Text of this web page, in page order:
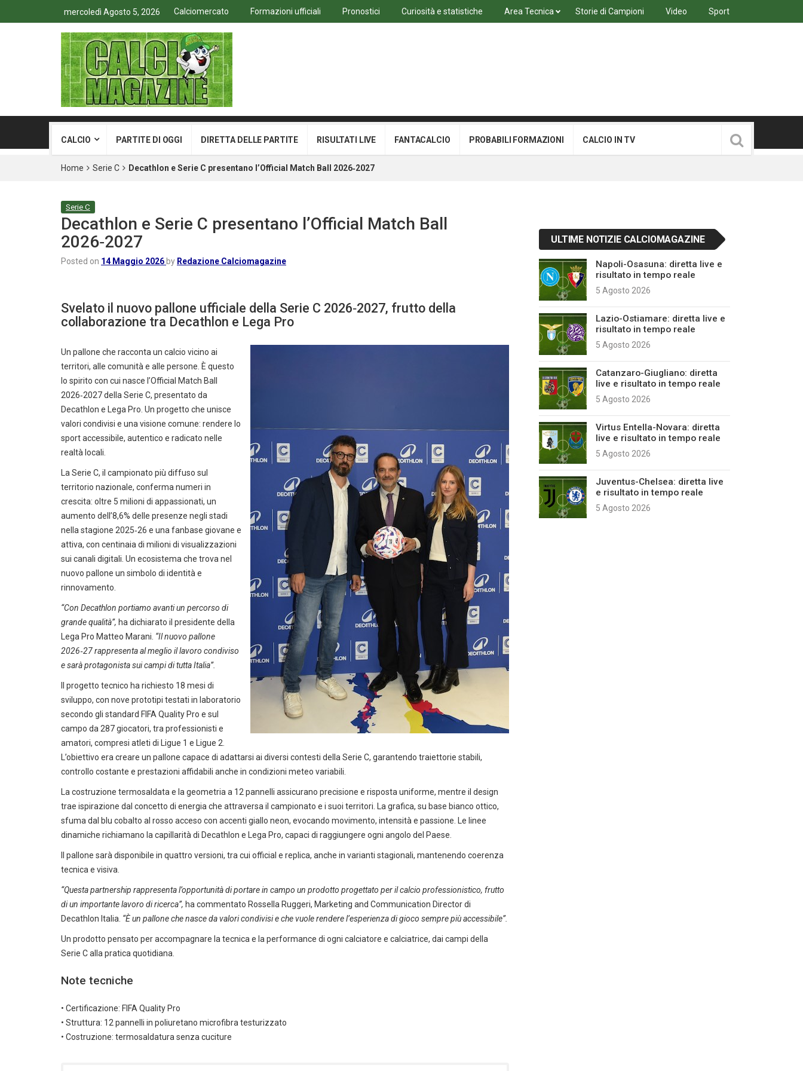
mercoledì Agosto 5, 2026 Calciomercato Formazioni ufficiali Pronostici Curiosità e statistiche Area Tecnica Storie di Campioni Video Sport
CALCIO PARTITE DI OGGI DIRETTA DELLE PARTITE RISULTATI LIVE FANTACALCIO PROBABILI FORMAZIONI CALCIO IN TV
Home Serie C Decathlon e Serie C presentano l’Official Match Ball 2026‑2027
Serie C
Decathlon e Serie C presentano l’Official Match Ball
2026‑2027
Posted on 14 Maggio 2026 by Redazione Calciomagazine
Svelato il nuovo pallone ufficiale della Serie C 2026‑2027, frutto della
collaborazione tra Decathlon e Lega Pro
Un pallone che racconta un calcio vicino ai
territori, alle comunità e alle persone. È questo
lo spirito con cui nasce l’Official Match Ball
2026‑2027 della Serie C, presentato da
Decathlon e Lega Pro. Un progetto che unisce
valori condivisi e una visione comune: rendere lo
sport accessibile, autentico e radicato nelle
realtà locali.
La Serie C, il campionato più diffuso sul
territorio nazionale, conferma numeri in
crescita: oltre 5 milioni di appassionati, un
aumento dell’8,6% delle presenze negli stadi
nella stagione 2025‑26 e una fanbase giovane e
attiva, con centinaia di milioni di visualizzazioni
sui canali digitali. Un ecosistema che trova nel
nuovo pallone un simbolo di identità e
rinnovamento.
“Con Decathlon portiamo avanti un percorso di
grande qualità”, ha dichiarato il presidente della
Lega Pro Matteo Marani. “Il nuovo pallone
2026‑27 rappresenta al meglio il lavoro condiviso
e sarà protagonista sui campi di tutta Italia”.
Il progetto tecnico ha richiesto 18 mesi di
sviluppo, con nove prototipi testati in laboratorio
secondo gli standard FIFA Quality Pro e sul
campo da 287 giocatori, tra professionisti e
amatori, compresi atleti di Ligue 1 e Ligue 2.
L’obiettivo era creare un pallone capace di adattarsi ai diversi contesti della Serie C, garantendo traiettorie stabili,
controllo costante e prestazioni affidabili anche in condizioni meteo variabili.
La costruzione termosaldata e la geometria a 12 pannelli assicurano precisione e risposta uniforme, mentre il design
trae ispirazione dal concetto di energia che attraversa il campionato e i suoi territori. La grafica, su base bianco ottico,
sfuma dal blu cobalto al rosso acceso con accenti giallo neon, evocando movimento, intensità e passione. Le linee
dinamiche richiamano la capillarità di Decathlon e Lega Pro, capaci di raggiungere ogni angolo del Paese.
Il pallone sarà disponibile in quattro versioni, tra cui official e replica, anche in varianti stagionali, mantenendo coerenza
tecnica e visiva.
“Questa partnership rappresenta l’opportunità di portare in campo un prodotto progettato per il calcio professionistico, frutto
di un importante lavoro di ricerca”, ha commentato Rossella Ruggeri, Marketing and Communication Director di
Decathlon Italia. “È un pallone che nasce da valori condivisi e che vuole rendere l’esperienza di gioco sempre più accessibile”.
Un prodotto pensato per accompagnare la tecnica e la performance di ogni calciatore e calciatrice, dai campi della
Serie C alla pratica quotidiana.
Note tecniche
• Certificazione: FIFA Quality Pro
• Struttura: 12 pannelli in poliuretano microfibra testurizzato
• Costruzione: termosaldatura senza cuciture
ULTIME NOTIZIE CALCIOMAGAZINE
Napoli-Osasuna: diretta live e
risultato in tempo reale
5 Agosto 2026
Lazio-Ostiamare: diretta live e
risultato in tempo reale
5 Agosto 2026
Catanzaro-Giugliano: diretta
live e risultato in tempo reale
5 Agosto 2026
Virtus Entella-Novara: diretta
live e risultato in tempo reale
5 Agosto 2026
Juventus-Chelsea: diretta live
e risultato in tempo reale
5 Agosto 2026